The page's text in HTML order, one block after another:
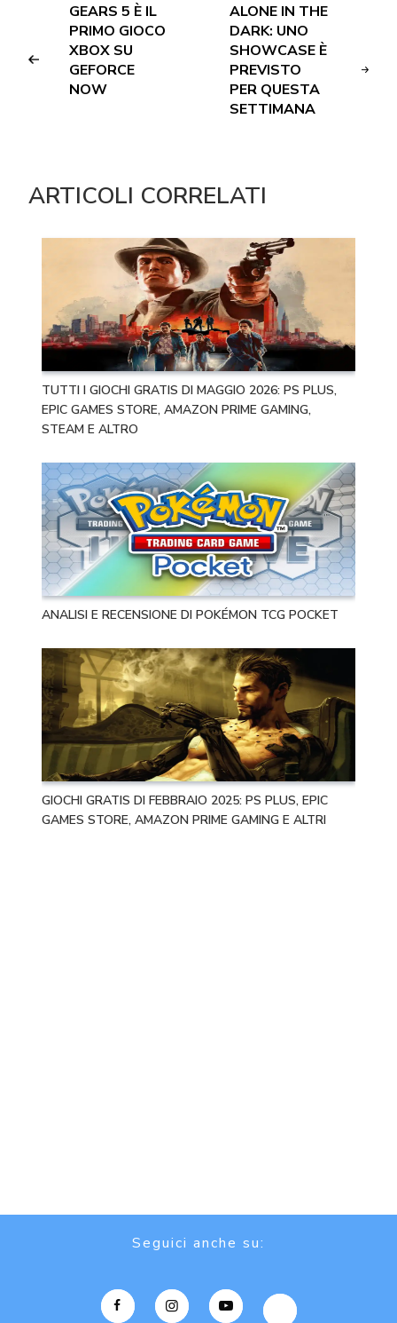
GEARS 5 È IL
PRIMO GIOCO
XBOX SU
GEFORCE
NOW
ALONE IN THE
DARK: UNO
SHOWCASE È
PREVISTO
PER QUESTA
SETTIMANA
ARTICOLI CORRELATI
TUTTI I GIOCHI GRATIS DI MAGGIO 2026: PS PLUS,
EPIC GAMES STORE, AMAZON PRIME GAMING,
STEAM E ALTRO
ANALISI E RECENSIONE DI POKÉMON TCG POCKET
GIOCHI GRATIS DI FEBBRAIO 2025: PS PLUS, EPIC
GAMES STORE, AMAZON PRIME GAMING E ALTRI
Seguici anche su: